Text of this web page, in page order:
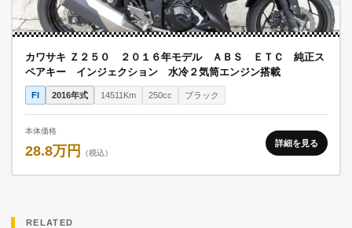
カワサキ Ｚ２５０ ２０１６年モデル ＡＢＳ ＥＴＣ 純正ス
ペアキー インジェクション 水冷２気筒エンジン搭載
FI 2016年式 14511Km 250cc ブラック
本体価格
28.8万円 （税込）
詳細を見る
RELATED